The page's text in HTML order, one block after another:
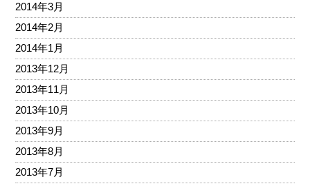
2014年3月
2014年2月
2014年1月
2013年12月
2013年11月
2013年10月
2013年9月
2013年8月
2013年7月